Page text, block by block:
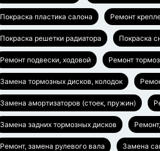
Покраска пластика салона Ремонт
Покраска решетки радиатора Покраска
Ремонт подвески, ходовой Ремонт
Замена тормозных дисков, колодок
Замена амортизаторов (стоек, пружин)
Замена задних тормозных дисков
Ремонт, замена рулевого вала Замена